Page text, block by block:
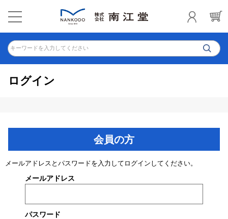
キーワードを入力してください
ログイン
会員の方
メールアドレスとパスワードを入力してログインしてください。
メールアドレス
パスワード